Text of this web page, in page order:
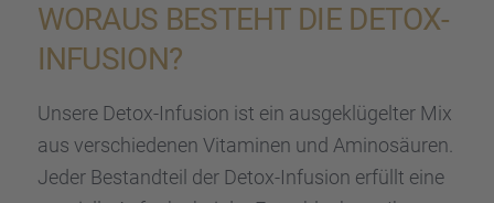
WORAUS BESTEHT DIE DETOX-
INFUSION?
Unsere Detox-Infusion ist ein ausge­klü­gel­ter Mix
aus verschie­de­nen Vitami­nen und Amino­säu­ren.
Jeder Bestand­teil der Detox-Infusion erfüllt eine